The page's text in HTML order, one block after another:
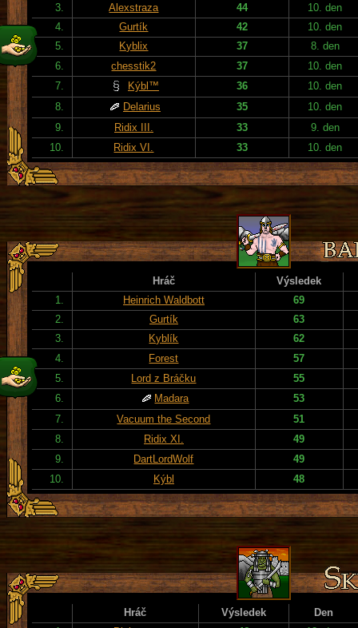
3.
Alexstraza 44
10. den
4.
Gurtík 42
10. den
5.
Kyblix 37
8. den
6.
chesstik2 37
10. den
7.
Kýbl™ 36
10. den
8.
Delarius 35
10. den
9.
Ridix III. 33
9. den
10.
Ridix VI. 33 10. den
Hráč
Výsledek
1.
Heinrich Waldbott
69
2.
Gurtík
63
3.
Kyblík
62
4.
Forest
57
5.
Lord z Bráčku
55
6.
Madara
53
7.
Vacuum the Second
51
8.
Ridix XI.
49
9.
DartLordWolf
49
10.
Kýbl 48
Hráč Výsledek
Den